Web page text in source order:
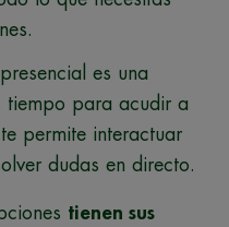
es una
tiempo para acudir a
permite interactuar
dudas en directo.
tienen sus